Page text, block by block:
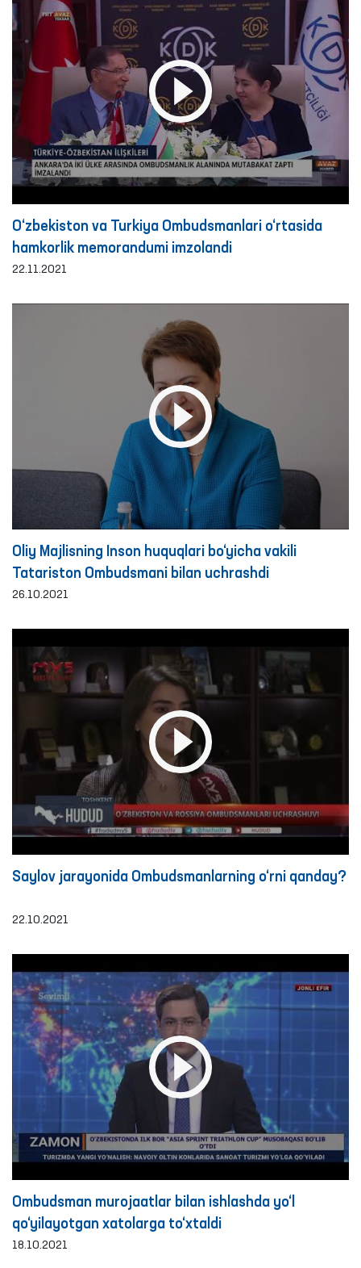
O‘zbekiston va Turkiya Ombudsmanlari o‘rtasida
hamkorlik memorandumi imzolandi
22.11.2021
Oliy Majlisning Inson huquqlari bo‘yicha vakili
Tatariston Ombudsmani bilan uchrashdi
26.10.2021
Saylov jarayonida Ombudsmanlarning o‘rni qanday?
22.10.2021
Ombudsman murojaatlar bilan ishlashda yo‘l
qo‘yilayotgan xatolarga to‘xtaldi
18.10.2021